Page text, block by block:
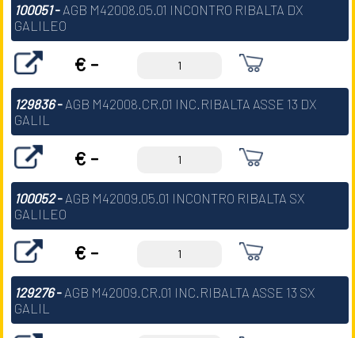
100051- AGB M42008.05.01 INCONTRO RIBALTA DX
GALILEO
€ -
129836- AGB M42008.CR.01 INC.RIBALTA ASSE 13 DX
GALIL
€ -
100052- AGB M42009.05.01 INCONTRO RIBALTA SX
GALILEO
€ -
129276- AGB M42009.CR.01 INC.RIBALTA ASSE 13 SX
GALIL